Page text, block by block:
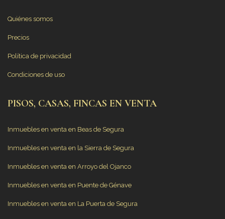
Quiénes somos
Precios
Política de privacidad
Condiciones de uso
PISOS, CASAS, FINCAS EN VENTA
Inmuebles en venta en Beas de Segura
Inmuebles en venta en la Sierra de Segura
Inmuebles en venta en Arroyo del Ojanco
Inmuebles en venta en Puente de Génave
Inmuebles en venta en La Puerta de Segura